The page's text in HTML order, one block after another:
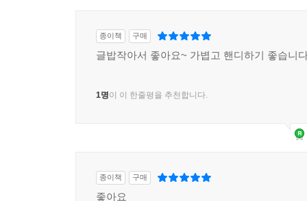
종이책 구매
글밥작아서 좋아요~ 가볍고 핸디하기 좋습니
1명이 이 한줄평을 추천합니다.
종이책 구매
좋아요